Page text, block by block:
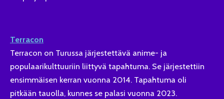
Terracon
Terracon on Turussa järjestettävä anime- ja
populaarikulttuuriin liittyvä tapahtuma. Se järjestettiin
ensimmäisen kerran vuonna 2014. Tapahtuma oli
pitkään tauolla, kunnes se palasi vuonna 2023.